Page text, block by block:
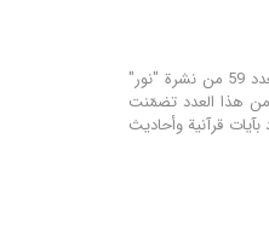
مؤسسة نور للتحقيق والنشر تحت إشراف مكتب سماحة المرجع الديني آية الله العظمى الشيخ محمد اليعقوبي (دام ظله) في قم المقدسة، تم نشر العدد 59 من نشرة "نور"
من هذا العدد تضمّنت
قرآنية وأحاديث